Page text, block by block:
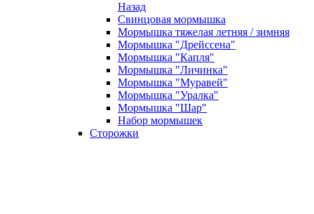
Назад
Свинцовая мормышка
Мормышка тяжелая летняя / зимняя
Мормышка "Дрейссена"
Мормышка "Капля"
Мормышка "Личинка"
Мормышка "Муравей"
Мормышка "Уралка"
Мормышка "Шар"
Набор мормышек
Сторожки